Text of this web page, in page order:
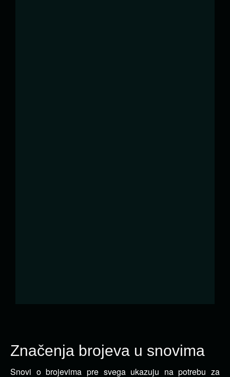
Značenja brojeva u snovima
Snovi o brojevima pre svega ukazuju na potrebu za